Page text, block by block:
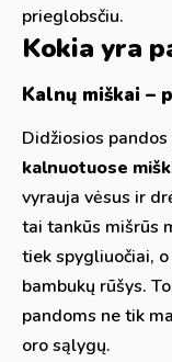
prieglobsčiu.
Kokia yra
Kalnų miškai –
Didžiosios
kalnuotuose
vyrauja vėsus ir
tai tankūs mišrūs
tiek spygliuočiai,
bambukų rūšys.
pandoms ne tik
oro sąlygų.